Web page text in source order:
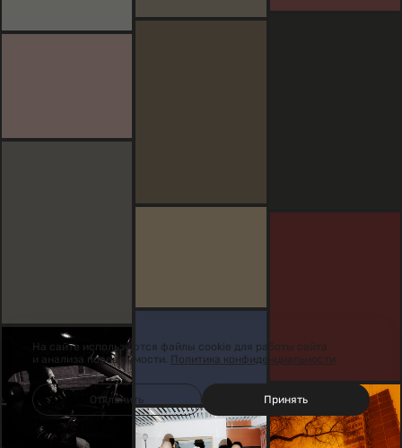
На сайте используются файлы cookie для работы сайта
и анализа посещаемости. Политика конфиденциальности
Отклонить Принять